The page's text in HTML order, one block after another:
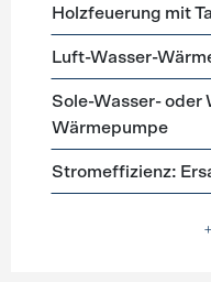
Holzfeuerung mit
Luft-Wasser-
Sole-Wasser- oder
Wärmepumpe
Stromeffizienz: